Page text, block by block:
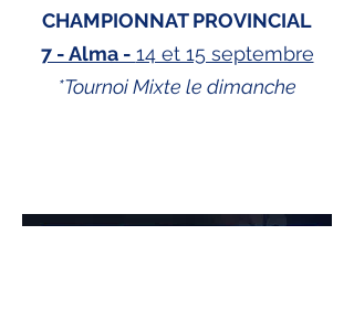
CHAMPIONNAT PROVINCIAL
7 - Alma - 14 et 15 septembre
*Tournoi Mixte le dimanche